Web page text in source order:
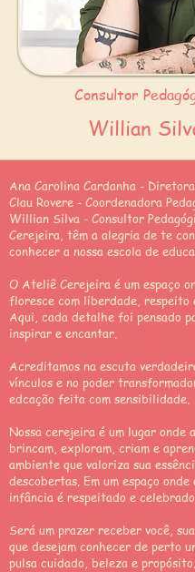
Consultor
Willian
Ana Carolina Cardanha -
Clau Rovere - Coordenadora
Willian Silva - Consultor
Cerejeira, têm a alegria de te
conhecer a nossa escola de
O Ateliê Cerejeira é um espaço
floresce com liberdade, respeito
Aqui, cada detalhe foi pensado
inspirar e encantar.
Acreditamos na escuta
vínculos e no poder
edcação feita com sensibilidade.
Nossa cerejeira é um lugar onde
brincam, exploram, criam e
ambiente que valoriza sua
descobertas. Em um espaço onde
infância é respeitado e
Será um prazer receber você,
que desejam conhecer de perto
pulsa cuidado, beleza e propósito.